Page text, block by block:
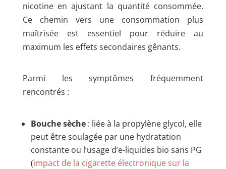
nicotine en ajustant la quantité consommée.
Ce chemin vers une consommation plus
maîtrisée est essentiel pour réduire au
maximum les effets secondaires gênants.
Parmi les symptômes fréquemment
rencontrés :
Bouche sèche: liée à la propylène glycol, elle
peut être soulagée par une hydratation
constante ou l’usage d’e-liquides bio sans PG
(impact de la cigarette électronique sur la